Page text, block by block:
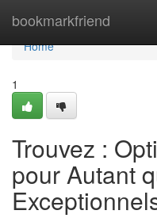
bookmarkfriend
Home
Home
1
Trouvez :
pour Autant